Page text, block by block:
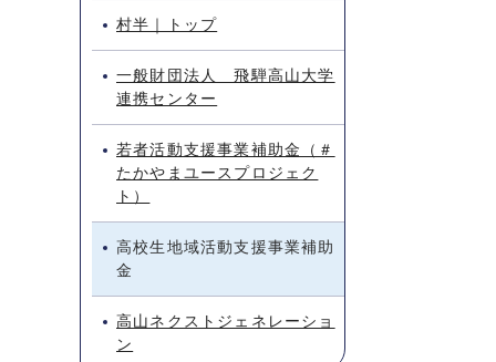
村半｜トップ
一般財団法人 飛騨高山大学
連携センター
若者活動支援事業補助金（＃
たかやまユースプロジェク
ト）
高校生地域活動支援事業補助
金
高山ネクストジェネレーショ
ン